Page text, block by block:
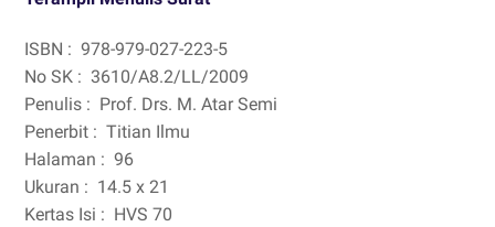
ISBN : 978-979-027-223-5
No SK : 3610/A8.2/LL/2009
Penulis : Prof. Drs. M. Atar Semi
Penerbit : Titian Ilmu
Halaman : 96
Ukuran : 14.5 x 21
Kertas Isi : HVS 70